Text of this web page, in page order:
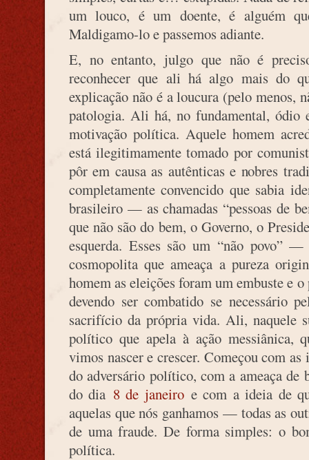
um louco, é um doente, é alguém
Maldigamo-lo e passemos adiante.
E, no entanto, julgo que não é
reconhecer que ali há algo mais do
explicação não é a loucura (pelo menos,
patologia. Ali há, no fundamental, ódio
motivação política. Aquele homem
está ilegitimamente tomado por
pôr em causa as autênticas e nobres
completamente convencido que sabia
brasileiro — as chamadas “pessoas de
que não são do bem, o Governo, o
esquerda. Esses são um “não povo”
cosmopolita que ameaça a pureza
homem as eleições foram um embuste e
devendo ser combatido se necessário
sacrifício da própria vida. Ali, naquele
político que apela à ação messiânica,
vimos nascer e crescer. Começou com
do adversário político, com a ameaça de
do dia 8 de janeiroe com a ideia de
aquelas que nós ganhamos — todas as
de uma fraude. De forma simples: o
política.